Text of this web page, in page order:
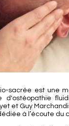
sacrée est une
d'ostéopathie
et Guy
à l’écoute du